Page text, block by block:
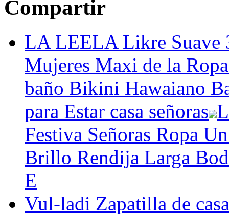
Compartir
LA LEELA Likre Suave
Mujeres Maxi de la
baño Bikini Hawaiano
para Estar casa señoras
Festiva Señoras Ropa
Brillo Rendija Larga
E
Vul-ladi Zapatilla de